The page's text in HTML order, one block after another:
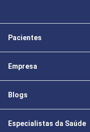
Pacientes
Empresa
Blogs
Especialistas da Saúde